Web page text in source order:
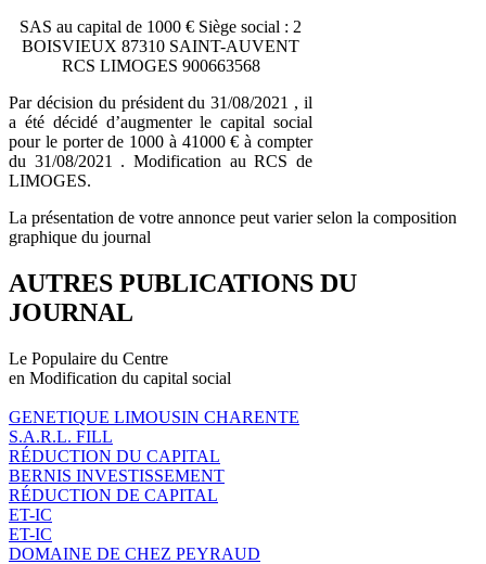
SAS au capital de 1000 € Siège social : 2
BOISVIEUX 87310 SAINT-AUVENT
RCS LIMOGES 900663568
Par décision du président du 31/08/2021 , il
a été décidé d’augmenter le capital social
pour le porter de 1000 à 41000 € à compter
du 31/08/2021 . Modification au RCS de
LIMOGES.
La présentation de votre annonce peut varier selon la composition
graphique du journal
AUTRES PUBLICATIONS DU
JOURNAL
Le Populaire du Centre
en Modification du capital social
GENETIQUE LIMOUSIN CHARENTE
S.A.R.L. FILL
RÉDUCTION DU CAPITAL
BERNIS INVESTISSEMENT
RÉDUCTION DE CAPITAL
ET-IC
ET-IC
DOMAINE DE CHEZ PEYRAUD